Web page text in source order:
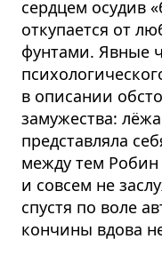
сердцем осудив
откупается от
фунтами. Явные
в описании
замужества:
представляла
между тем
и совсем не
спустя по воле
кончины вдова